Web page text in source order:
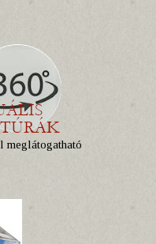
meglátogatható